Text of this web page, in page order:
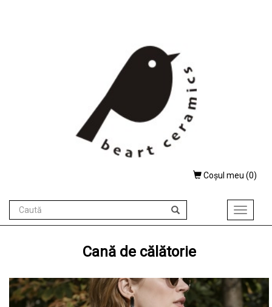
Coşul meu (0)
Toggle
Cană de călătorie